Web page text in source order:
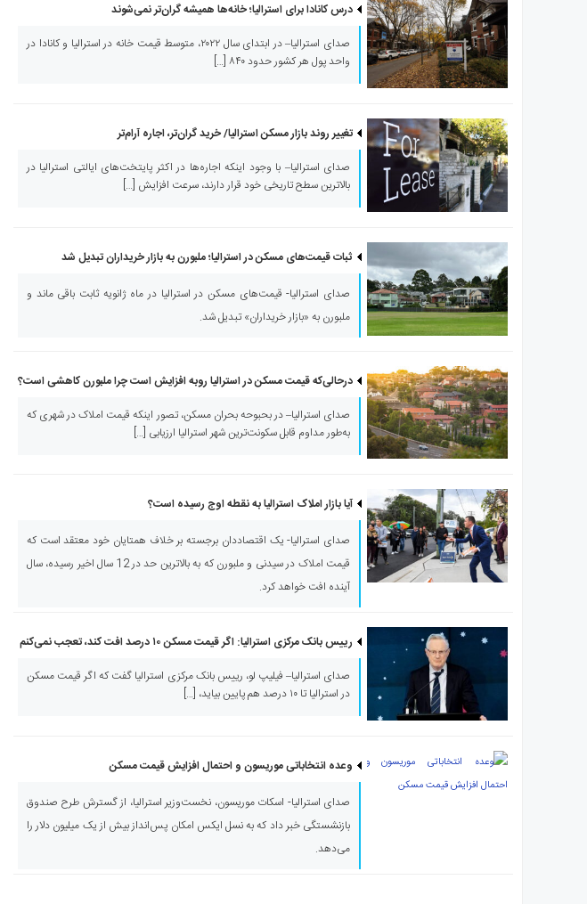
درس کانادا برای استرالیا؛ خانه‌ها همیشه گران‌تر نمی‌شوند
صدای استرالیا– در ابتدای سال ۲۰۲۲، متوسط قیمت خانه در استرالیا و کانادا در
واحد پول هر کشور حدود ۸۴۰ […]
تغییر روند بازار مسکن استرالیا/ خرید گران‌تر، اجاره آرام‌تر
صدای استرالیا– با وجود اینکه اجاره‌ها در اکثر پایتخت‌های ایالتی استرالیا در
بالاترین سطح تاریخی خود قرار دارند، سرعت افزایش […]
ثبات قیمت‌های مسکن در استرالیا؛ ملبورن به بازار خریداران تبدیل شد
صدای استرالیا- قیمت‌های مسکن در استرالیا در ماه ژانویه ثابت باقی ماند و
ملبورن به «بازار خریداران» تبدیل شد.
درحالی‌که قیمت مسکن در استرالیا روبه‌ افزایش است چرا ملبورن کاهشی است؟
صدای استرالیا– در بحبوحه‌ بحران مسکن، تصور اینکه قیمت املاک در شهری که
به‌طور مداوم قابل سکونت‌ترین شهر استرالیا ارزیابی […]
آیا بازار املاک استرالیا به نقطه اوج رسیده است؟
صدای استرالیا- یک اقتصاددان برجسته بر خلاف همتایان خود معتقد است که
قیمت املاک در سیدنی و ملبورن که به بالاترین حد در 12 سال اخیر رسیده، سال
آینده افت خواهد کرد.
رییس بانک مرکزی استرالیا: اگر قیمت مسکن ۱۰ درصد افت کند، تعجب نمی‌کنم
صدای استرالیا– فیلیپ لو، رییس بانک مرکزی استرالیا گفت که اگر قیمت مسکن
در استرالیا تا ۱۰ درصد هم پایین بیاید، […]
وعده انتخاباتی موریسون و احتمال افزایش قیمت مسکن
صدای استرالیا- اسکات موریسون، نخست‌وزیر استرالیا، از گسترش طرح صندوق
بازنشستگی خبر داد که به نسل ایکس امکان پس‌انداز بیش از یک میلیون دلار را
می‌دهد.